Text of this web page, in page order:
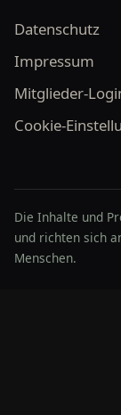
Datenschutz
Impressum
Mitglieder-
Cookie-
Die Inhalte und
und richten sich
Menschen.